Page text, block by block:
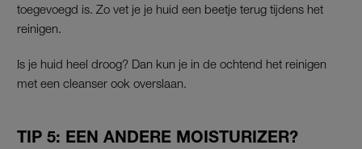
toegevoegd is. Zo vet je je huid een beetje terug tijdens het
reinigen.
Is je huid heel droog? Dan kun je in de ochtend het reinigen
met een cleanser ook overslaan.
TIP 5: EEN ANDERE MOISTURIZER?